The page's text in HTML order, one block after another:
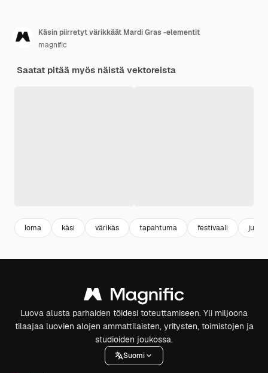
Käsin piirretyt värikkäät Mardi Gras -elementit
magnific
Saatat pitää myös näistä vektoreista
loma käsi värikäs tapahtuma festivaali juhla
Luova alusta parhaiden töidesi toteuttamiseen. Yli miljoona
tilaajaa luovien alojen ammattilaisten, yritysten, toimistojen ja
studioiden joukossa.
Suomi